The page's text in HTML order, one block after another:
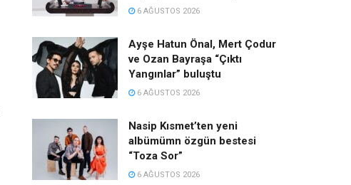
6 AĞUSTOS 2026
Ayşe Hatun Önal, Mert Çodur
ve Ozan Bayraşa “Çıktı
Yangınlar” buluştu
6 AĞUSTOS 2026
Nasip Kısmet’ten yeni
albümümn özgün bestesi
“Toza Sor”
6 AĞUSTOS 2026